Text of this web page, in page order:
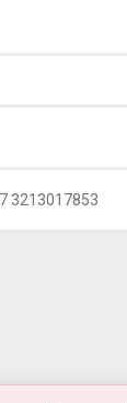
3213017853